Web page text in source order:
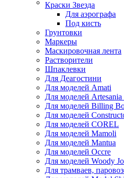
Краски Звезда
Для аэрографа
Под кисть
Грунтовки
Маркеры
Маскировочная лента
Растворители
Шпаклевки
Для Деагостини
Для моделей Amati
Для моделей Artesania
Для моделей Billing
Для моделей
Для моделей COREL
Для моделей Mamoli
Для моделей Mantua
Для моделей Occre
Для моделей Woody
Для трамваев,